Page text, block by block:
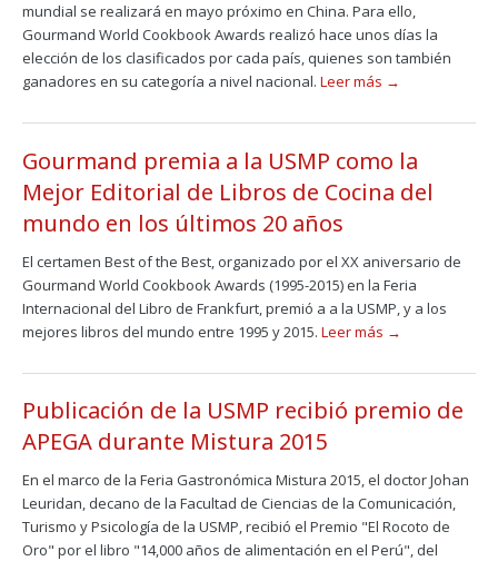
mundial se realizará en mayo próximo en China. Para ello,
Gourmand World Cookbook Awards realizó hace unos días la
elección de los clasificados por cada país, quienes son también
ganadores en su categoría a nivel nacional. Leer más →
Gourmand premia a la USMP como la
Mejor Editorial de Libros de Cocina del
mundo en los últimos 20 años
El certamen Best of the Best, organizado por el XX aniversario de
Gourmand World Cookbook Awards (1995-2015) en la Feria
Internacional del Libro de Frankfurt, premió a a la USMP, y a los
mejores libros del mundo entre 1995 y 2015. Leer más →
Publicación de la USMP recibió premio de
APEGA durante Mistura 2015
En el marco de la Feria Gastronómica Mistura 2015, el doctor Johan
Leuridan, decano de la Facultad de Ciencias de la Comunicación,
Turismo y Psicología de la USMP, recibió el Premio "El Rocoto de
Oro" por el libro "14,000 años de alimentación en el Perú", del